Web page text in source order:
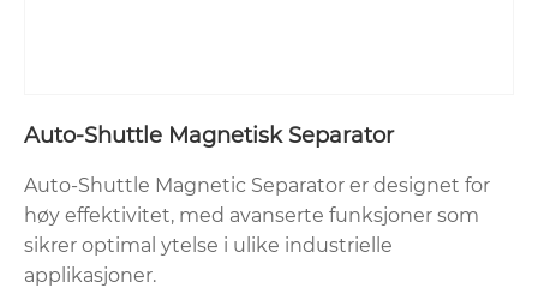
Auto-Shuttle Magnetisk Separator
Auto-Shuttle Magnetic Separator er designet for
høy effektivitet, med avanserte funksjoner som
sikrer optimal ytelse i ulike industrielle
applikasjoner.